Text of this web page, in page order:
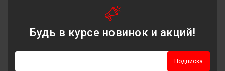
Будь в курсе новинок и акций!
Подписка